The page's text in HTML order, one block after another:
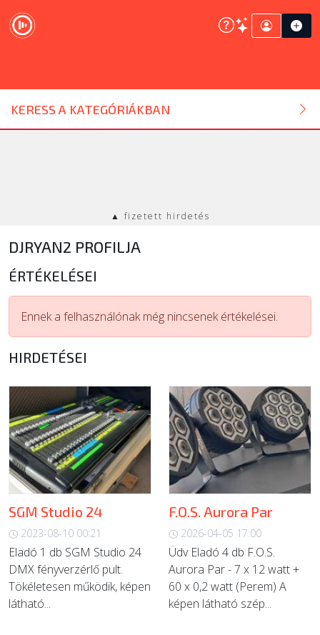
KERESS A KATEGÓRIÁKBAN
DJ ESZKÖZ
HANGTECHNIKA
ÚJ TERMÉKEK
▲ fizetett hirdetés
DJRYAN2 PROFILJA
ÉRTÉKELÉSEI
Ennek a felhasználónak még nincsenek értékelései.
HIRDETÉSEI
SGM Studio 24
2023-08-10 00:21
Eladó 1 db SGM Studio 24
DMX fényverzérlő pult.
Tökéletesen működik, képen
látható...
F.O.S. Aurora Par
2026-04-05 17:00
Üdv Eladó 4 db F.O.S.
Aurora Par - 7 x 12 watt +
60 x 0,2 watt (Perem) A
képen látható szép...